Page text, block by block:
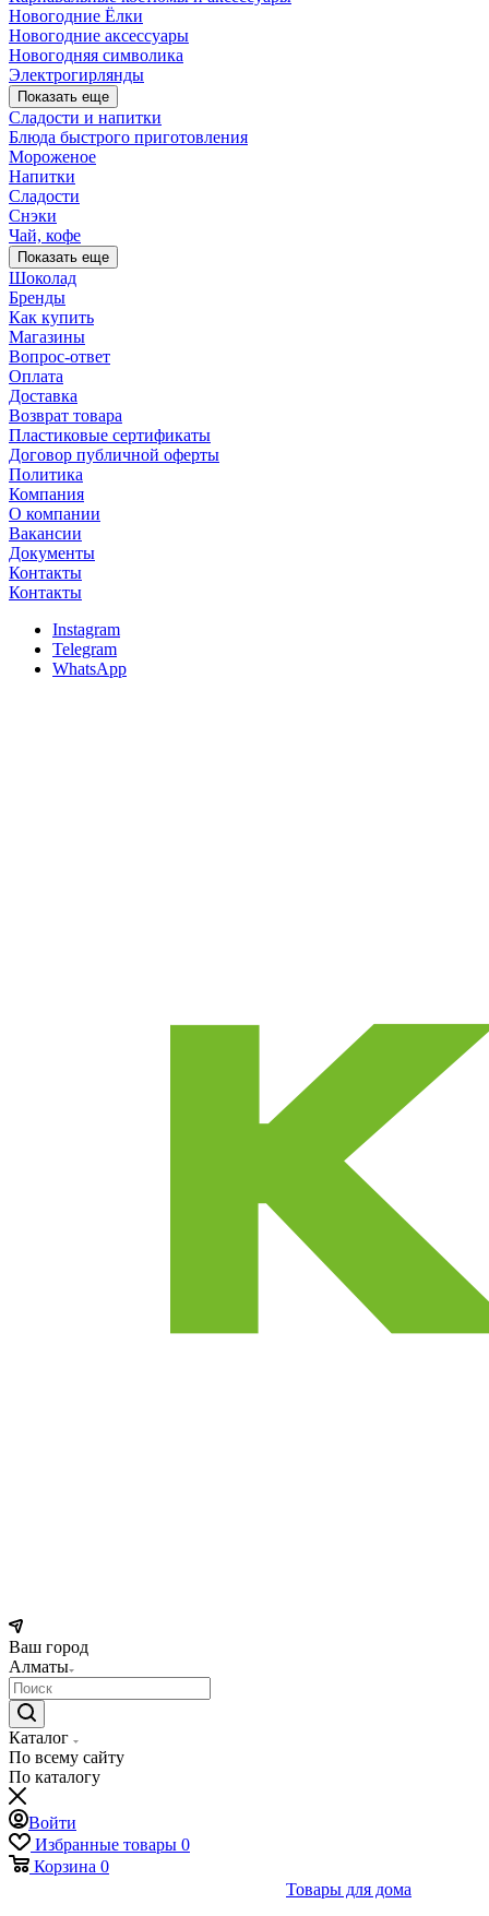
Новогодние Ёлки
Новогодние аксессуары
Новогодняя символика
Электрогирлянды
Показать еще
Сладости и напитки
Блюда быстрого приготовления
Мороженое
Напитки
Сладости
Снэки
Чай, кофе
Показать еще
Шоколад
Бренды
Как купить
Магазины
Вопрос-ответ
Оплата
Доставка
Возврат товара
Пластиковые сертификаты
Договор публичной оферты
Политика
Компания
О компании
Вакансии
Документы
Контакты
Контакты
Instagram
Telegram
WhatsApp
Ваш город
Алматы
Каталог
По всему сайту
По каталогу
Войти
Избранные товары 0
Корзина 0
Товары для дома